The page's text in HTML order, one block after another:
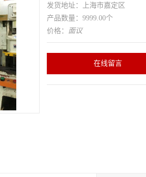
发货地址：上海市嘉定区
产品数量：9999.00个
价格： 面议
在线留言